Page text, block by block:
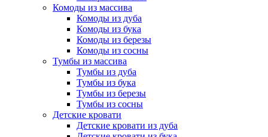
Комоды из массива
Комоды из дуба
Комоды из бука
Комоды из березы
Комоды из сосны
Тумбы из массива
Тумбы из дуба
Тумбы из бука
Тумбы из березы
Тумбы из сосны
Детские кровати
Детские кровати из дуба